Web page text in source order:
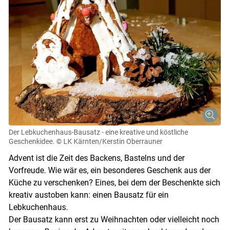
Der Lebkuchenhaus-Bausatz - eine kreative und köstliche
Geschenkidee. © LK Kärnten/Kerstin Oberrauner
Advent ist die Zeit des Backens, Bastelns und der
Vorfreude. Wie wär es, ein besonderes Geschenk aus der
Küche zu verschenken? Eines, bei dem der Beschenkte sich
kreativ austoben kann: einen Bausatz für ein
Lebkuchenhaus.
Der Bausatz kann erst zu Weihnachten oder vielleicht noch